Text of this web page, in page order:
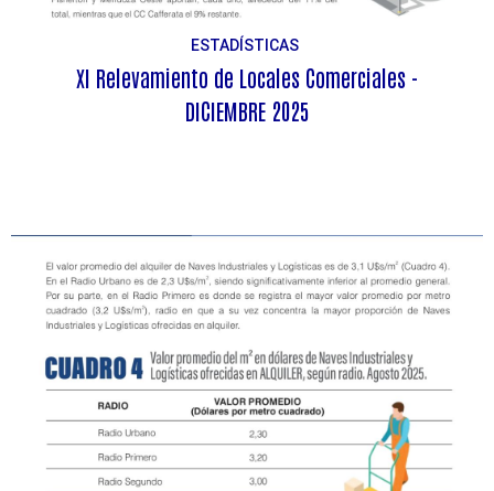
ESTADÍSTICAS
XI Relevamiento de Locales Comerciales -
DICIEMBRE 2025